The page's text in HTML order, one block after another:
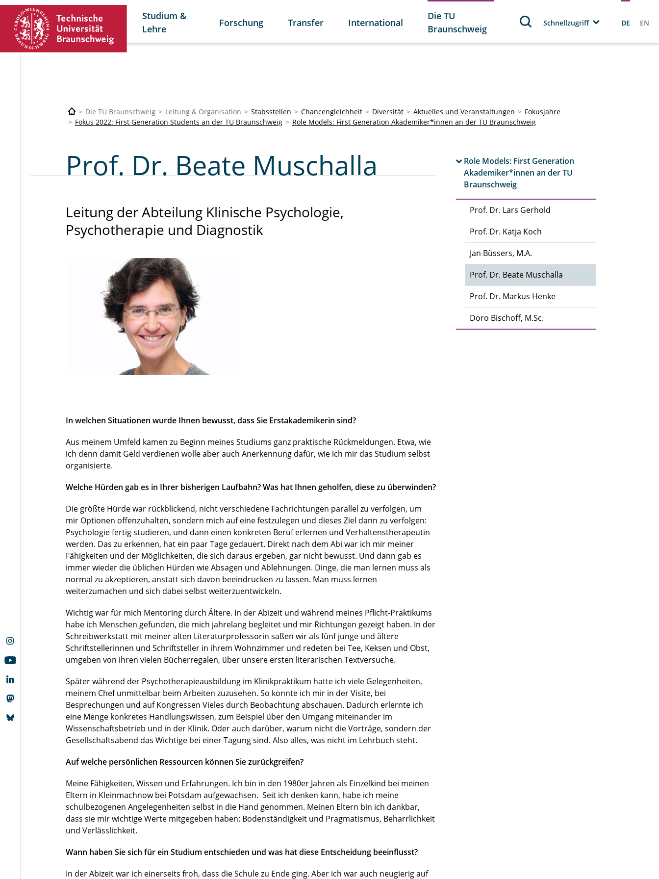
Studium &
Lehre
Forschung Transfer International
Die TU
Braunschweig
Schnellzugriff DE EN
Die TU Braunschweig Leitung & Organisation Stabsstellen Chancengleichheit Diversität Aktuelles und Veranstaltungen
Fokusjahre
Fokus 2022: First Generation Students an der TU Braunschweig
Role Models: First Generation Akademiker*innen an der TU Braunschweig
Role Models: First Generation
Akademiker*innen an der TU
Braunschweig
Prof. Dr. Lars Gerhold
Prof. Dr. Katja Koch
Jan Büssers, M.A.
Prof. Dr. Beate Muschalla
Prof. Dr. Markus Henke
Doro Bischoff, M.Sc.
Prof. Dr. Beate Muschalla
Leitung der Abteilung Klinische Psychologie,
Psychotherapie und Diagnostik
In welchen Situationen wurde Ihnen bewusst, dass Sie Erstakademikerin sind?
Aus meinem Umfeld kamen zu Beginn meines Studiums ganz praktische Rückmeldungen. Etwa, wie
ich denn damit Geld verdienen wolle aber auch Anerkennung dafür, wie ich mir das Studium selbst
organisierte.
Welche Hürden gab es in Ihrer bisherigen Laufbahn? Was hat Ihnen geholfen, diese zu überwinden?
Die größte Hürde war rückblickend, nicht verschiedene Fachrichtungen parallel zu verfolgen, um
mir Optionen offenzuhalten, sondern mich auf eine festzulegen und dieses Ziel dann zu verfolgen:
Psychologie fertig studieren, und dann einen konkreten Beruf erlernen und Verhaltenstherapeutin
werden. Das zu erkennen, hat ein paar Tage gedauert. Direkt nach dem Abi war ich mir meiner
Fähigkeiten und der Möglichkeiten, die sich daraus ergeben, gar nicht bewusst. Und dann gab es
immer wieder die üblichen Hürden wie Absagen und Ablehnungen. Dinge, die man lernen muss als
normal zu akzeptieren, anstatt sich davon beeindrucken zu lassen. Man muss lernen
weiterzumachen und sich dabei selbst weiterzuentwickeln.
Wichtig war für mich Mentoring durch Ältere. In der Abizeit und während meines Pflicht-Praktikums
habe ich Menschen gefunden, die mich jahrelang begleitet und mir Richtungen gezeigt haben. In der
Schreibwerkstatt mit meiner alten Literaturprofessorin saßen wir als fünf junge und ältere
Schriftstellerinnen und Schriftsteller in ihrem Wohnzimmer und redeten bei Tee, Keksen und Obst,
umgeben von ihren vielen Bücherregalen, über unsere ersten literarischen Textversuche.
Später während der Psychotherapieausbildung im Klinikpraktikum hatte ich viele Gelegenheiten,
meinem Chef unmittelbar beim Arbeiten zuzusehen. So konnte ich mir in der Visite, bei
Besprechungen und auf Kongressen Vieles durch Beobachtung abschauen. Dadurch erlernte ich
eine Menge konkretes Handlungswissen, zum Beispiel über den Umgang miteinander im
Wissenschaftsbetrieb und in der Klinik. Oder auch darüber, warum nicht die Vorträge, sondern der
Gesellschaftsabend das Wichtige bei einer Tagung sind. Also alles, was nicht im Lehrbuch steht.
Auf welche persönlichen Ressourcen können Sie zurückgreifen?
Meine Fähigkeiten, Wissen und Erfahrungen. Ich bin in den 1980er Jahren als Einzelkind bei meinen
Eltern in Kleinmachnow bei Potsdam aufgewachsen. Seit ich denken kann, habe ich meine
schulbezogenen Angelegenheiten selbst in die Hand genommen. Meinen Eltern bin ich dankbar,
dass sie mir wichtige Werte mitgegeben haben: Bodenständigkeit und Pragmatismus, Beharrlichkeit
und Verlässlichkeit.
Wann haben Sie sich für ein Studium entschieden und was hat diese Entscheidung beeinflusst?
In der Abizeit war ich einerseits froh, dass die Schule zu Ende ging. Aber ich war auch neugierig auf